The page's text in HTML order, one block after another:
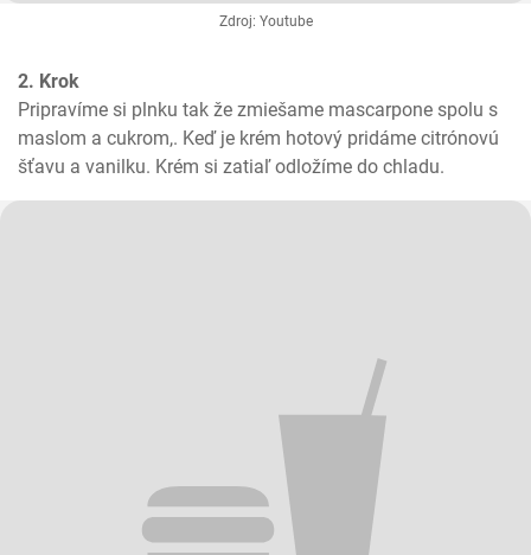
Zdroj: Youtube
2. Krok
Pripravíme si plnku tak že zmiešame mascarpone spolu s
maslom a cukrom,. Keď je krém hotový pridáme citrónovú
šťavu a vanilku. Krém si zatiaľ odložíme do chladu.